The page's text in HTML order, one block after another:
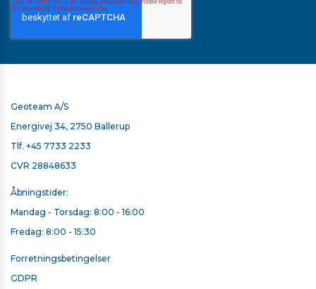
Geoteam A/S
Energivej 34, 2750 Ballerup
Tlf. +45 7733 2233
CVR 28848633
Åbningstider:
Mandag - Torsdag: 8:00 - 16:00
Fredag: 8:00 - 15:30
Forretningsbetingelser
GDPR